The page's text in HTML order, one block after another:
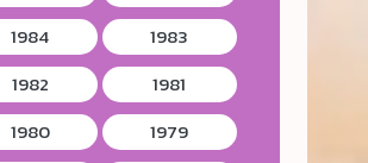
1984
1983
1982
1981
1980
1979